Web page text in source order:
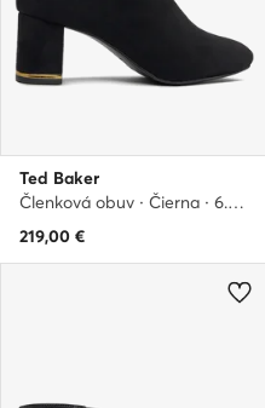
Ted Baker
Členková obuv · Čierna · 6.5 cm
219,00 €